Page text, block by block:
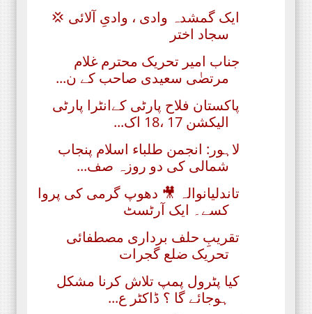
ایک گمشدہ وادی ، وادیِ آلائی 💢
سجاد اختر
جناب امیر تحریک محترم غلام
مرتضٰی سعیدی صاحب کے ن...
پاکستان فلاح پارٹی کےانٹرا پارٹی
الیکشن 17 ،18 اک...
لاہور: انجمن طلباء اسلام پنجاب
شمالی کی دو روزہ صف...
تاندلیانوالہ 🎥 دھوپ گرمی کی پروا
کسے۔ ایک آرٹسٹ
تقریبِ حلف برداری مصطفائی
تحریک ضلع گجرات
کیا پٹرول پمپ تلاش کرنا مشکل
ہوجائے گا ؟ ڈاکٹر ع...